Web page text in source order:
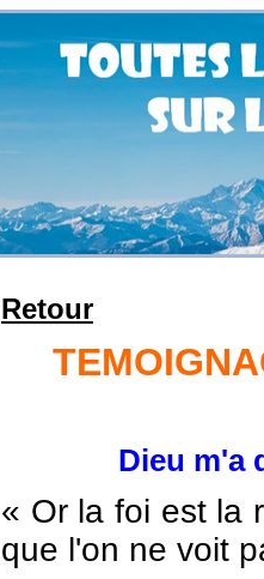
Retour
Dieu m'a
« Or la foi est la
que l'on ne voit